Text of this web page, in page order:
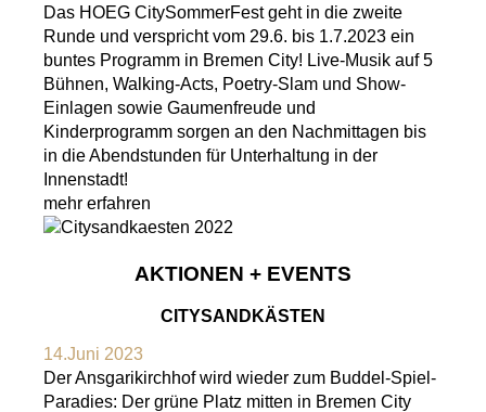
Das HOEG CitySommerFest geht in die zweite
Runde und verspricht vom 29.6. bis 1.7.2023 ein
buntes Programm in Bremen City! Live-Musik auf 5
Bühnen, Walking-Acts, Poetry-Slam und Show-
Einlagen sowie Gaumenfreude und
Kinderprogramm sorgen an den Nachmittagen bis
in die Abendstunden für Unterhaltung in der
Innenstadt!
mehr erfahren
AKTIONEN + EVENTS
CITYSANDKÄSTEN
14.Juni 2023
Der Ansgarikirchhof wird wieder zum Buddel-Spiel-
Paradies: Der grüne Platz mitten in Bremen City